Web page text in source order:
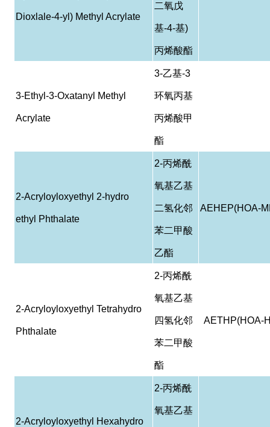
Dioxlale-4-yl) Methyl Acrylate
二氧戊
基-4-基)
丙烯酸酯
3-Ethyl-3-Oxatanyl Methyl
Acrylate
3-乙基-3
环氧丙基
丙烯酸甲
酯
2-Acryloyloxyethyl 2-hydro
ethyl Phthalate
2-丙烯酰
氧基乙基
二氢化邻
苯二甲酸
乙酯
AEHEP(HOA-
2-Acryloyloxyethyl Tetrahydro
Phthalate
2-丙烯酰
氧基乙基
四氢化邻
苯二甲酸
酯
AETHP(HOA-
2-Acryloyloxyethyl Hexahydro
2-丙烯酰
氧基乙基